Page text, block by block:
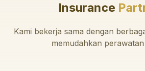
Insurance
Kami bekerja sama dengan
memudahkan